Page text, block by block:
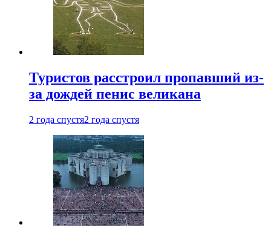
Туристов расстроил пропавший из-
за дождей пенис великана
2 года спустя2 года спустя